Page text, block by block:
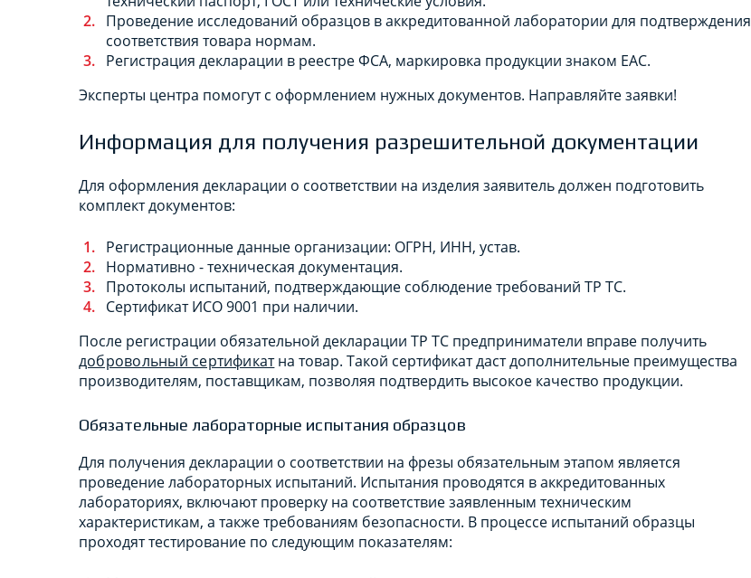
Проведение исследований образцов в аккредитованной лаборатории для подтверждения
соответствия товара нормам.
Регистрация декларации в реестре ФСА, маркировка продукции знаком ЕАС.
Эксперты центра помогут с оформлением нужных документов. Направляйте заявки!
Информация для получения разрешительной документации
Для оформления декларации о соответствии на изделия заявитель должен подготовить
комплект документов:
Регистрационные данные организации: ОГРН, ИНН, устав.
Нормативно - техническая документация.
Протоколы испытаний, подтверждающие соблюдение требований ТР ТС.
Сертификат ИСО 9001 при наличии.
После регистрации обязательной декларации ТР ТС предприниматели вправе получить
добровольный сертификатна товар. Такой сертификат даст дополнительные преимущества
производителям, поставщикам, позволяя подтвердить высокое качество продукции.
Обязательные лабораторные испытания образцов
Для получения декларации о соответствии на фрезы обязательным этапом является
проведение лабораторных испытаний. Испытания проводятся в аккредитованных
лабораториях, включают проверку на соответствие заявленным техническим
характеристикам, а также требованиям безопасности. В процессе испытаний образцы
проходят тестирование по следующим показателям: